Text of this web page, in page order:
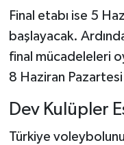
Final etabı ise 5
başlayacak.
final mücadeleleri
8 Haziran
Dev Kulüpler
Türkiye